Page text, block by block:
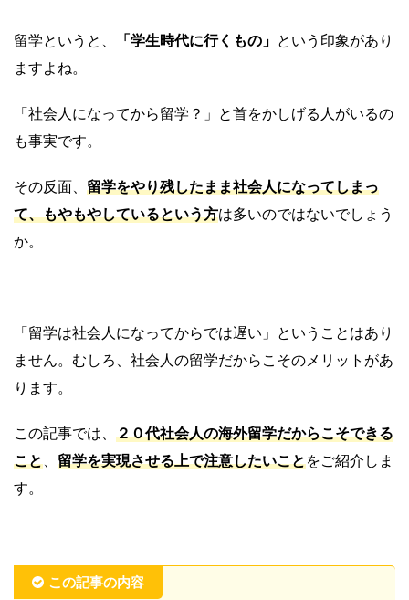
留学というと、 「学生時代に行くもの」 という印象があり
ますよね。
「社会人になってから留学？」と首をかしげる人がいるの
も事実です。
その反面、 留学をやり残したまま社会人になってしまっ
て、もやもやしているという方は多いのではないでしょう
か。
「留学は社会人になってからでは遅い」ということはあり
ません。むしろ、社会人の留学だからこそのメリットがあ
ります。
この記事では、 ２０代社会人の海外留学だからこそできる
こと
留学を実現させる上で注意したいことをご紹介しま
す。
この記事の内容